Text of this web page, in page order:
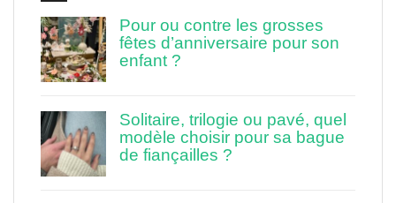
Pour ou contre les grosses
fêtes d’anniversaire pour son
enfant ?
Solitaire, trilogie ou pavé, quel
modèle choisir pour sa bague
de fiançailles ?